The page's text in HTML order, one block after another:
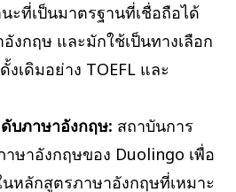
ะที่เป็นมาตรฐานที่เชื่อถือได้
งกฤษ และมักใช้เป็นทางเลือก
เดิมอย่าง TOEFL และ
บภาษาอังกฤษ: สถาบันการ
ษาอังกฤษของ Duolingo เพื่อ
นหลักสูตรภาษาอังกฤษที่เหมาะ